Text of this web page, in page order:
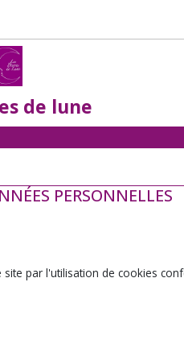
de lune
PERSONNELLES
par l'utilisation de cookies